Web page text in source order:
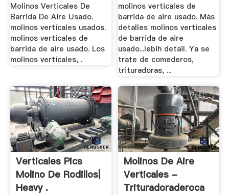
Molinos Verticales De
Barrida De Aire Usado.
molinos verticales usados.
molinos verticales de
barrida de aire usado. Los
molinos verticales, .
molinos verticales de
barrida de aire usado. Más
detalles molinos verticales
de barrida de aire
usado...lebih detail. Ya se
trate de comederos,
trituradoras, ...
Verticales Pics
Molino De Rodillos|
Heavy .
Molinos De Aire
Verticales -
Trituradoraderoca